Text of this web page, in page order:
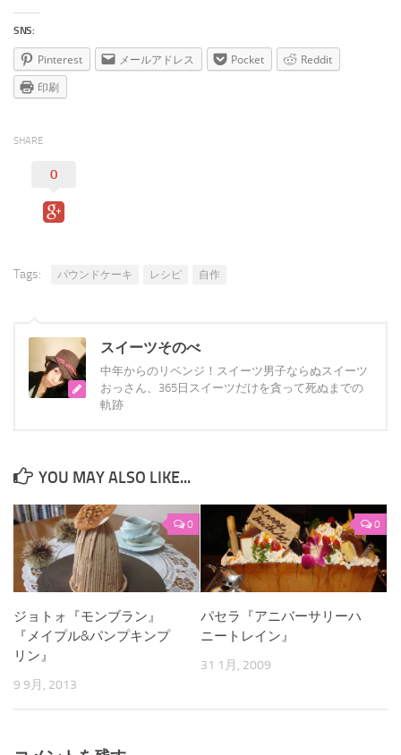
SNS:
Pinterest メールアドレス Pocket
Reddit
印刷
SHARE
0
Tags: パウンドケーキ レシピ 自作
スイーツそのべ
中年からのリベンジ！スイーツ男子ならぬスイーツ
おっさん、365日スイーツだけを貪って死ぬまでの
軌跡
YOU MAY ALSO LIKE...
0
ジョトォ『モンブラン』
『メイプル&パンプキンプ
リン』
9 9月, 2013
0
パセラ『アニバーサリーハ
ニートレイン』
31 1月, 2009